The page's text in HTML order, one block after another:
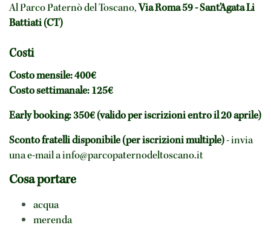
Al Parco Paternò del Toscano,Via Roma 59 - Sant’Agata Li
Battiati (CT)
Costi
Costo mensile: 400€
Costo settimanale: 125€
Early booking: 350€ (valido per iscrizioni entro il 20 aprile)
Sconto fratelli disponibile (per iscrizioni multiple)- invia
una e-mail a info@parcopaternodeltoscano.it
Cosa portare
acqua
merenda